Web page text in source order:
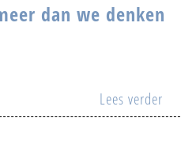
dan we denken
Lees verder